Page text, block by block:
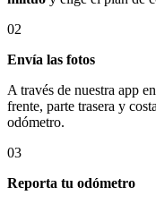
02
Envía las fotos
A través de nuestra app
frente, parte trasera y
odómetro.
03
Reporta tu odómetro